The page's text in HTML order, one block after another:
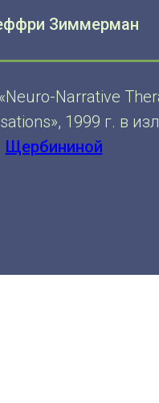
Зиммерман
Narrative
1999 г. в
Щербининой